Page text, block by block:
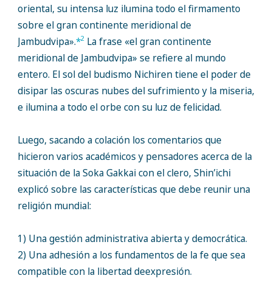
oriental, su intensa luz ilumina todo el firmamento
sobre el gran continente meridional de
Jambudvipa».*2La frase «el gran continente
meridional de Jambudvipa» se refiere al mundo
entero. El sol del budismo Nichiren tiene el poder de
disipar las oscuras nubes del sufrimiento y la miseria,
e ilumina a todo el orbe con su luz de felicidad.
Luego, sacando a colación los comentarios que
hicieron varios académicos y pensadores acerca de la
situación de la Soka Gakkai con el clero, Shin’ichi
explicó sobre las características que debe reunir una
religión mundial:
1) Una gestión administrativa abierta y democrática.
2) Una adhesión a los fundamentos de la fe que sea
compatible con la libertad deexpresión.